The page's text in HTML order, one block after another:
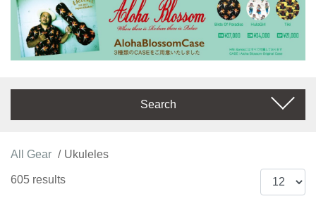
Search
All Gear Ukuleles
605 results